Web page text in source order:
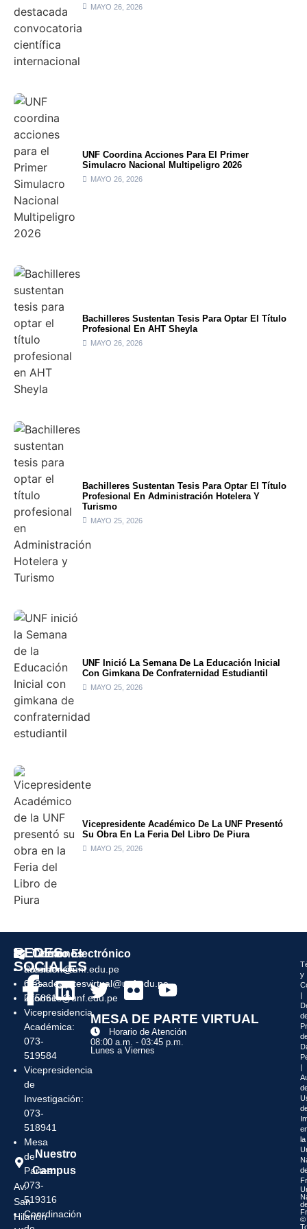
MAYO 26, 2026
UNF Coordina Acciones Para El Primer
Simulacro Nacional Multipeligro 2026
MAYO 26, 2026
Bachilleres Sustentan Tesis Para Optar El Título
Profesional En AHT Sheyla
MAYO 26, 2026
Bachilleres Sustentan Tesis Para Optar El Título
Profesional En Administración Hotelera Y
Turismo
MAYO 25, 2026
UNF Inició La Semana De La Educación Inicial
Con Gimkana De Confraternidad Estudiantil
MAYO 25, 2026
Vicepresidente Académico De La UNF Presentó
Su Obra En La Feria Del Libro De Piura
MAYO 25, 2026
REDES
SOCIALES
Nuestro
Campus
Av.
San
Hilarión
Teléfonos
Presidencia:
073-
215861
Vicepresidencia
Académica:
073-
519584
Vicepresidencia
de
Investigación:
073-
518941
Mesa
de
Partes:
073-
519316
Coordinación
Correo Electrónico
admision@unf.edu.pe
mesadepartesvirtual@unf.edu.pe
informes@unf.edu.pe
MESA DE PARTE VIRTUAL
Horario de Atención
08:00 a.m. - 03:45 p.m.
Lunes a Viernes
y
|
|
la
©